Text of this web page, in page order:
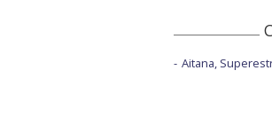
Aitana,